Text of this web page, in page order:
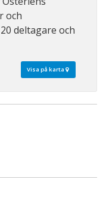
och
deltagare och
Visa på karta